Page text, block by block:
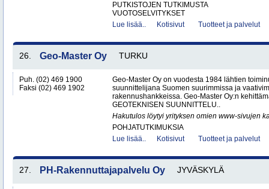
PUTKISTOJEN TUTKIMUSTA
VUOTOSELVITYKSET
Lue lisää..
Kotisivut Tuotteet ja palvelut
26. Geo-Master Oy TURKU
Puh. (02) 469 1900
Faksi (02) 469 1902
Geo-Master Oy on vuodesta 1984 lähtien
suunnittelijana Suomen suurimmissa ja
rakennushankkeissa. Geo-Master Oy:n
GEOTEKNISEN SUUNNITTELU..
Hakutulos löytyi yrityksen omien www-sivujen
POHJATUTKIMUKSIA
Lue lisää..
Kotisivut Tuotteet ja palvelut
27. PH-Rakennuttajapalvelu Oy JYVÄSKYLÄ